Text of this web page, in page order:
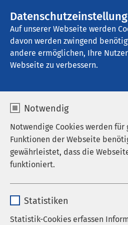
Auf unserer Webseite werden
davon werden zwingend
andere ermöglichen, Ihre
Webseite zu verbessern.
Notwendig
Notwendige Cookies werden für
Funktionen der Webseite
gewährleistet, dass die
funktioniert.
Anbieter sgalinski
Statistiken
Statistik-Cookies erfassen
AMEOS Pflege Möllni Test
Aktuelles
Schließung der
Mölln und Ratzeburg
Hier finden Sie alle wichtigen